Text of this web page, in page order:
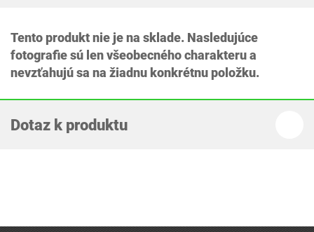
Tento produkt nie je na sklade. Nasledujúce
fotografie sú len všeobecného charakteru a
nevzťahujú sa na žiadnu konkrétnu položku.
Dotaz k produktu